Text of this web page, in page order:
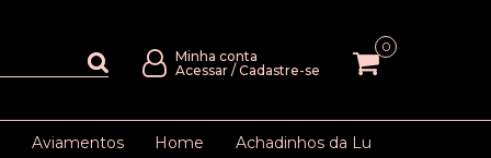
Minha conta
Acessar / Cadastre-se
0
Aviamentos Home Achadinhos da Lu